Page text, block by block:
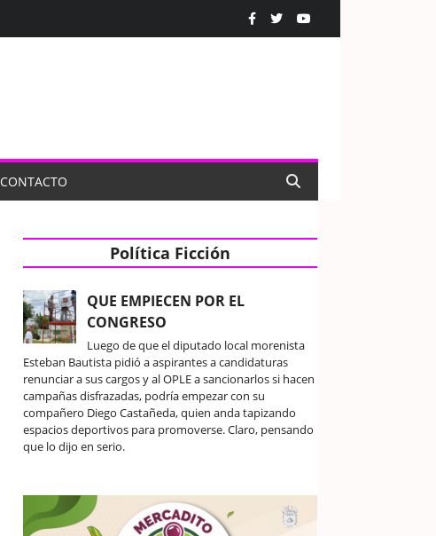
CONTACTO
Política Ficción
QUE EMPIECEN POR EL
CONGRESO
Luego de que el diputado local morenista
Esteban Bautista pidió a aspirantes a candidaturas
renunciar a sus cargos y al OPLE a sancionarlos si hacen
campañas disfrazadas, podría empezar con su
compañero Diego Castañeda, quien anda tapizando
espacios deportivos para promoverse. Claro, pensando
que lo dijo en serio.